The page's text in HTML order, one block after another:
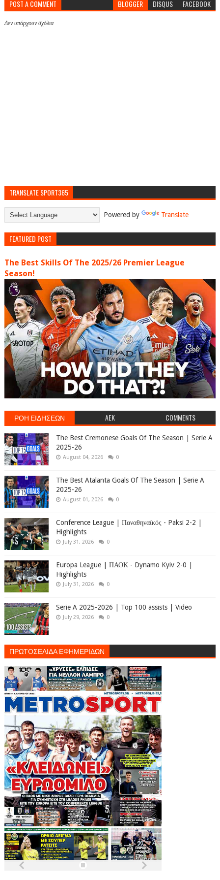
POST A COMMENT BLOGGER DISQUS FACEBOOK
Δεν υπάρχουν σχόλια
TRANSLATE SPORT365
Powered by Translate
FEATURED POST
The Best Skills Of The 2025/26 Premier League
Season!
ΡΟΗ ΕΙΔΗΣΕΩΝ AEK COMMENTS
The Best Cremonese Goals Of The Season | Serie A
2025-26
August 04, 2026 0
The Best Atalanta Goals Of The Season | Serie A
2025-26
August 01, 2026 0
Conference League | Παναθηναϊκός - Paksi 2-2 |
Highlights
July 31, 2026 0
Europa League | ΠΑΟΚ - Dynamo Kyiv 2-0 |
Highlights
July 31, 2026 0
Serie A 2025-2026 | Top 100 assists | Video
July 29, 2026 0
ΠΡΩΤΟΣΕΛΙΔΑ ΕΦΗΜΕΡΙΔΩΝ